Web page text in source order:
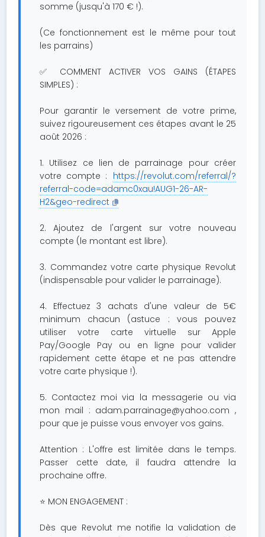
somme (jusqu'à 170 € !).
(Ce fonctionnement est le même pour tout
les parrains)
✅ COMMENT ACTIVER VOS GAINS (ÉTAPES
SIMPLES) :
Pour garantir le versement de votre prime,
suivez rigoureusement ces étapes avant le 25
août 2026 :
1. Utilisez ce lien de parrainage pour créer
votre compte : https://revolut.com/referral/?
referral-code=adamc0xau!AUG1-26-AR-
H2&geo-redirect
2. Ajoutez de l'argent sur votre nouveau
compte (le montant est libre).
3. Commandez votre carte physique Revolut
(indispensable pour valider le parrainage).
4. Effectuez 3 achats d'une valeur de 5€
minimum chacun (astuce : vous pouvez
utiliser votre carte virtuelle sur Apple
Pay/Google Pay ou en ligne pour valider
rapidement cette étape et ne pas attendre
votre carte physique !).
5. Contactez moi via la messagerie ou via
mon mail : adam.parrainage@yahoo.com ,
pour que je puisse vous envoyer vos gains.
Attention : L'offre est limitée dans le temps.
Passer cette date, il faudra attendre la
prochaine offre.
⭐️ MON ENGAGEMENT :
Dès que Revolut me notifie la validation de